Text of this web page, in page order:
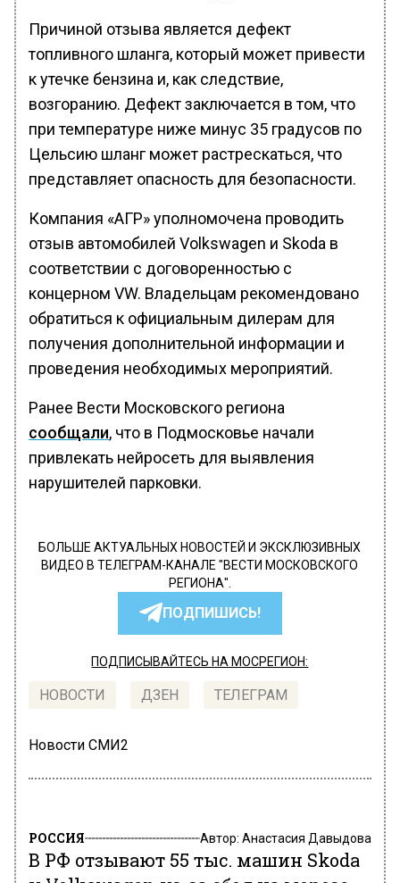
Причиной отзыва является дефект
топливного шланга, который может привести
к утечке бензина и, как следствие,
возгоранию. Дефект заключается в том, что
при температуре ниже минус 35 градусов по
Цельсию шланг может растрескаться, что
представляет опасность для безопасности.
Компания «АГР» уполномочена проводить
отзыв автомобилей Volkswagen и Skoda в
соответствии с договоренностью с
концерном VW. Владельцам рекомендовано
обратиться к официальным дилерам для
получения дополнительной информации и
проведения необходимых мероприятий.
Ранее Вести Московского региона
сообщали, что в Подмосковье начали
привлекать нейросеть для выявления
нарушителей парковки.
БОЛЬШЕ АКТУАЛЬНЫХ НОВОСТЕЙ И ЭКСКЛЮЗИВНЫХ
ВИДЕО В ТЕЛЕГРАМ-КАНАЛЕ "ВЕСТИ МОСКОВСКОГО
РЕГИОНА".
ПОДПИШИСЬ!
ПОДПИСЫВАЙТЕСЬ НА МОСРЕГИОН:
НОВОСТИ ДЗЕН ТЕЛЕГРАМ
Новости СМИ2
РОССИЯ Автор: Анастасия Давыдова
В РФ отзывают 55 тыс. машин Skoda